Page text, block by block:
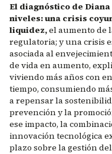
El diagnóstico de
niveles: una crisis
liquidez,el aumento de
regulatoria; y una crisis
asociada al
de vida en aumento,
viviendo más años con
tiempo, consumiendo
a repensar la
prevención y la
ese impacto, la
innovación tecnológica
plazo sobre la gestión